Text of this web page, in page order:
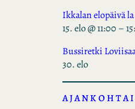
Ikkalan elopäivä
15. elo @ 11:00 –
Bussiretki
30. elo